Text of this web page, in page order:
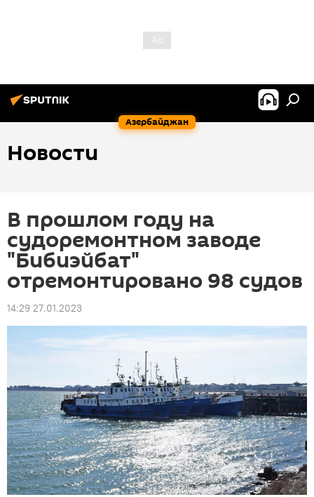
Азербайджан
Новости
В прошлом году на
судоремонтном заводе
"Бибиэйбат"
отремонтировано 98 судов
14:29 27.01.2023